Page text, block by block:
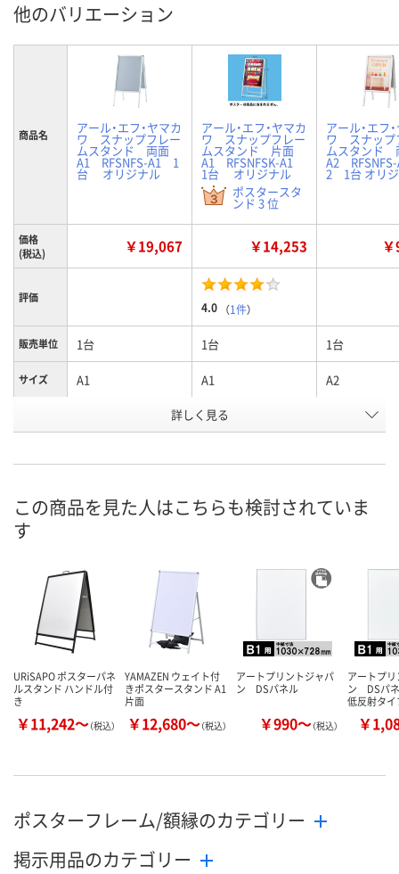
他のバリエーション
商品名 アール・エフ・ヤマカ
ワ スナップフレー
ムスタンド 両面
A1 RFSNFS-A1 1
台 オリジナル
アール・エフ・ヤマカ
ワ スナップフレー
ムスタンド 片面
A1 RFSNFSK-A1
1台 オリジナル
ポスタースタ
ンド 3 位
アール・エフ
ワ スナップ
ムスタン
A2
2 1台 オリ
価格
(税込)
￥19,067 ￥14,253
評価
4.0 （1件）
販売単位 1台 1台 1台
サイズ A1 A1 A2
片面タイプ 両面タイプ
号
お届け日
数量
カゴへ
お取り扱い終
詳しく見る
この商品を見た人はこちらも検討されていま
す
URiSAPO ポスターパネ
ルスタンド ハンドル付
き
￥11,242～（税込）
YAMAZEN ウェイト付
きポスタースタンド A1
片面
￥12,680～（税込）
アートプリントジャパ
ン DSパネル
￥990～（税込）
アートプ
ン DSパ
低反射タイ
￥
ポスターフレーム/額縁のカテゴリー
掲示用品のカテゴリー